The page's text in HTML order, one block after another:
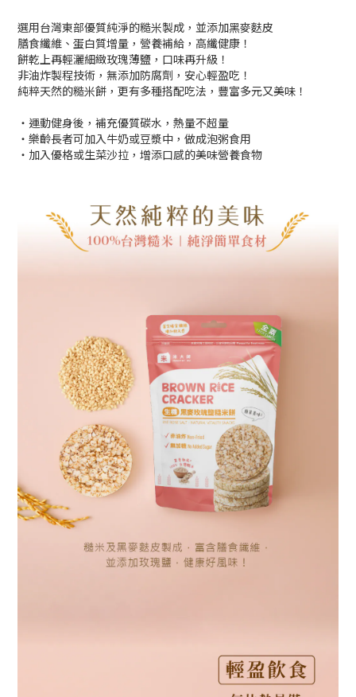
選用台灣東部優質純淨的糙米製成，並添加黑麥麩皮
膳食纖維、蛋白質增量，營養補給，高纖健康！
餅乾上再輕灑細緻玫瑰薄鹽，口味再升級！
非油炸製程技術，無添加防腐劑，安心輕盈吃！
純粹天然的糙米餅，更有多種搭配吃法，豐富多元又美味！
・運動健身後，補充優質碳水，熱量不超量
・樂齡長者可加入牛奶或豆漿中，做成泡粥食用
・加入優格或生菜沙拉，增添口感的美味營養食物